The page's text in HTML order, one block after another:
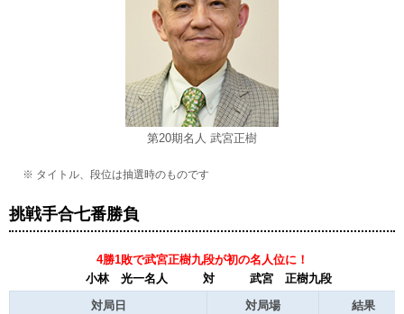
第20期名人 武宮正樹
※ タイトル、段位は抽選時のものです
挑戦手合七番勝負
4勝1敗で武宮正樹九段が初の名人位に！
小林 光一名人 対 武宮 正樹九段
対局日 対局場 結果